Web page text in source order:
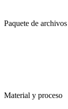
Paquete de archivos
Material y proceso